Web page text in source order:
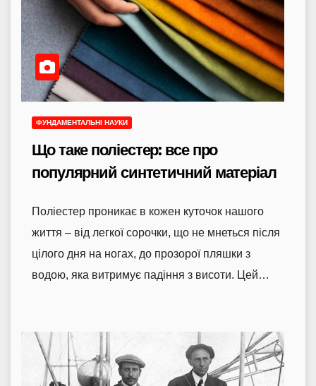
ФУНДАМЕНТАЛЬНІ НАУКИ
Що таке поліестер: все про
популярний синтетичний матеріал
Поліестер проникає в кожен куточок нашого
життя – від легкої сорочки, що не мнеться після
цілого дня на ногах, до прозорої пляшки з
водою, яка витримує падіння з висоти. Цей…